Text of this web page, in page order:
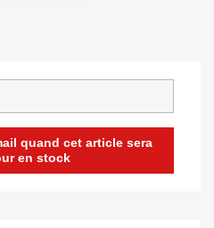
quand cet article sera
en stock